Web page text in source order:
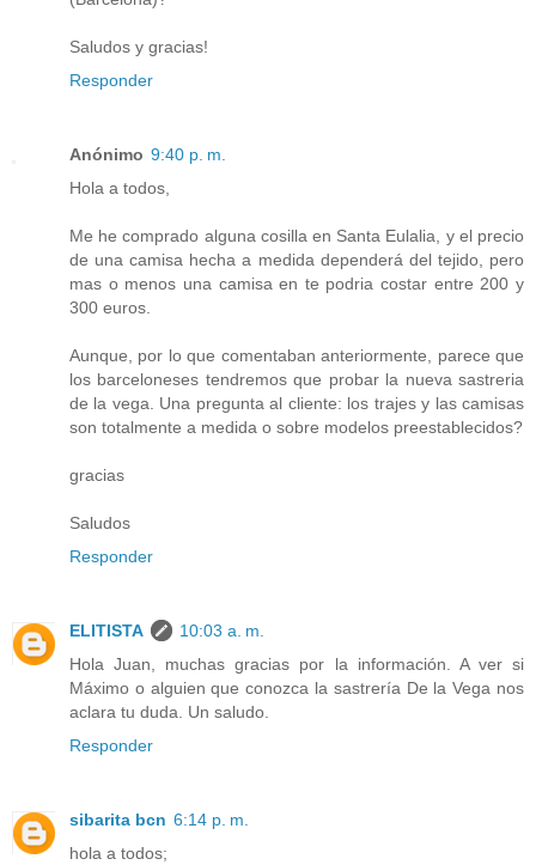
Saludos y gracias!
Responder
Anónimo 9:40 p. m.
Hola a todos,
Me he comprado alguna cosilla en Santa Eulalia, y el precio
de una camisa hecha a medida dependerá del tejido, pero
mas o menos una camisa en te podria costar entre 200 y
300 euros.
Aunque, por lo que comentaban anteriormente, parece que
los barceloneses tendremos que probar la nueva sastreria
de la vega. Una pregunta al cliente: los trajes y las camisas
son totalmente a medida o sobre modelos preestablecidos?
gracias
Saludos
Responder
ELITISTA
10:03 a. m.
Hola Juan, muchas gracias por la información. A ver si
Máximo o alguien que conozca la sastrería De la Vega nos
aclara tu duda. Un saludo.
Responder
sibarita bcn 6:14 p. m.
hola a todos;